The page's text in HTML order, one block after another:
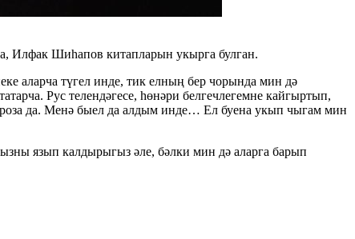
Илфак Шиһапов китапларын укырга булган.
аларча түгел инде, тик елның бер чорында мин дә
Рус телендәгесе, һөнәри белгечлегемне кайгыртып,
да. Менә быел да алдым инде… Ел буена укып чыгам мин
язып калдырыгыз әле, бәлки мин дә аларга барып